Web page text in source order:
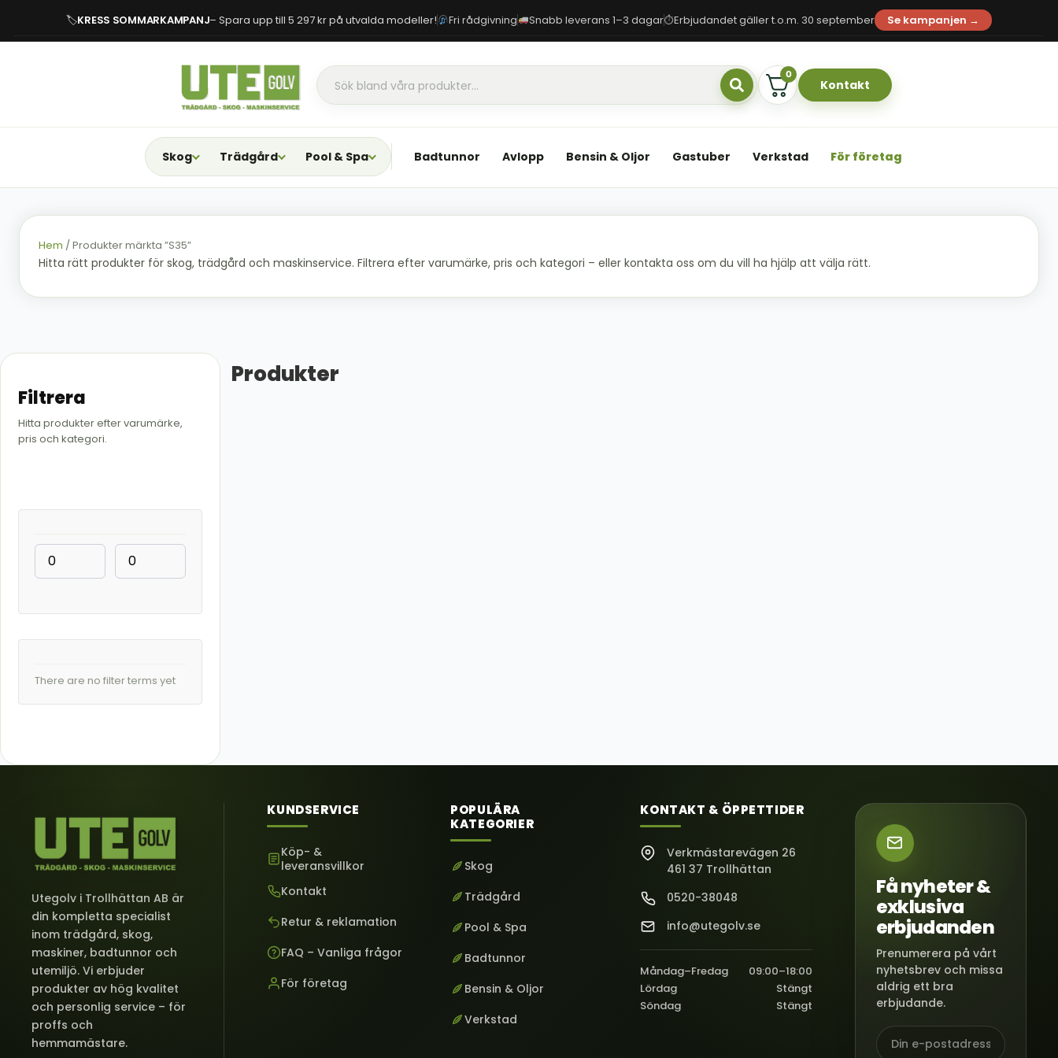
🏷KRESS SOMMARKAMPANJ– Spara upp till 5 297 kr på utvalda modeller! Fri rådgivning Snabb leverans 1–3 dagar⏱Erbjudandet gäller t.o.m. 30 september Se kampanjen →
0
Kontakt
Skog Trädgård Pool & Spa Badtunnor Avlopp Bensin & Oljor Gastuber Verkstad För företag
Hem / Produkter märkta ”S35”
Hitta rätt produkter för skog, trädgård och maskinservice. Filtrera efter varumärke, pris och kategori – eller kontakta oss om du vill ha hjälp att välja rätt.
Filtrera
Hitta produkter efter varumärke,
pris och kategori.
There are no filter terms yet
Produkter
Utegolv i Trollhättan AB är
din kompletta specialist
inom trädgård, skog,
maskiner, badtunnor och
utemiljö. Vi erbjuder
produkter av hög kvalitet
och personlig service – för
proffs och
hemmamästare.
KUNDSERVICE
Köp- &
leveransvillkor
Kontakt
Retur & reklamation
FAQ – Vanliga frågor
För företag
POPULÄRA
KATEGORIER
Skog
Trädgård
Pool & Spa
Badtunnor
Bensin & Oljor
Verkstad
KONTAKT & ÖPPETTIDER
Verkmästarevägen 26
461 37 Trollhättan
0520-38048
info@utegolv.se
Måndag–Fredag
09:00–18:00
Lördag
Stängt
Söndag
Stängt
Få nyheter &
exklusiva
erbjudanden
Prenumerera på vårt
nyhetsbrev och missa
aldrig ett bra
erbjudande.